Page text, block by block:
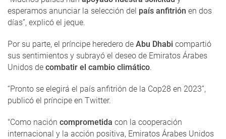
esperamos anunciar la selección del país anfitrión en dos
días”, explicó el jeque.
Por su parte, el príncipe heredero de Abu Dhabi compartió
sus sentimientos y subrayó el deseo de Emiratos Árabes
Unidos de combatir el cambio climático.
“Pronto se elegirá el país anfitrión de la Cop28 en 2023”,
publicó el príncipe en Twitter.
"Como nación comprometida con la cooperación
internacional y la acción positiva, Emiratos Árabes Unidos